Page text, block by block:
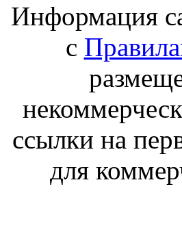
Информация
с
ссылки на
для